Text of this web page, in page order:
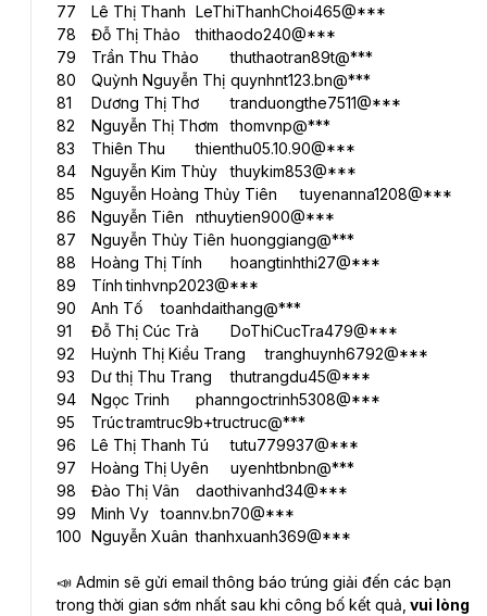
77	Lê Thị Thanh	LeThiThanhChoi465@***
78	Đỗ Thị Thảo	thithaodo240@***
79	Trần Thu Thảo	thuthaotran89t@***
80	Quỳnh Nguyễn Thị	quynhnt123.bn@***
81	Dương Thị Thơ	tranduongthe7511@***
82	Nguyễn Thị Thơm	thomvnp@***
83	Thiên Thu	thienthu05.10.90@***
84	Nguyễn Kim Thùy	thuykim853@***
85	Nguyễn Hoàng Thủy Tiên	tuyenanna1208@***
86	Nguyễn Tiên	nthuytien900@***
87	Nguyễn Thủy Tiên	huonggiang@***
88	Hoàng Thị Tính	hoangtinhthi27@***
89	Tính	tinhvnp2023@***
90	Anh Tố	toanhdaithang@***
91	Đỗ Thị Cúc Trà	DoThiCucTra479@***
92	Huỳnh Thị Kiều Trang	tranghuynh6792@***
93	Dư thị Thu Trang	thutrangdu45@***
94	Ngọc Trinh	phanngoctrinh5308@***
95	Trúc	tramtruc9b+tructruc@***
96	Lê Thị Thanh Tú	tutu779937@***
97	Hoàng Thị Uyên	uyenhtbnbn@***
98	Đào Thị Vân	daothivanhd34@***
99	Minh Vy	toannv.bn70@***
100	Nguyễn Xuân	thanhxuanh369@***
📣 Admin sẽ gửi email thông báo trúng giải đến các bạn
trong thời gian sớm nhất sau khi công bố kết quả, vui lòng